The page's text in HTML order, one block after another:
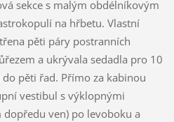
sekce s malým obdélníkovým
na hřbetu. Vlastní
pěti páry postranních
a ukrývala sedadla pro 10
pěti řad. Přímo za kabinou
vestibul s výklopnými
ven) po levoboku a